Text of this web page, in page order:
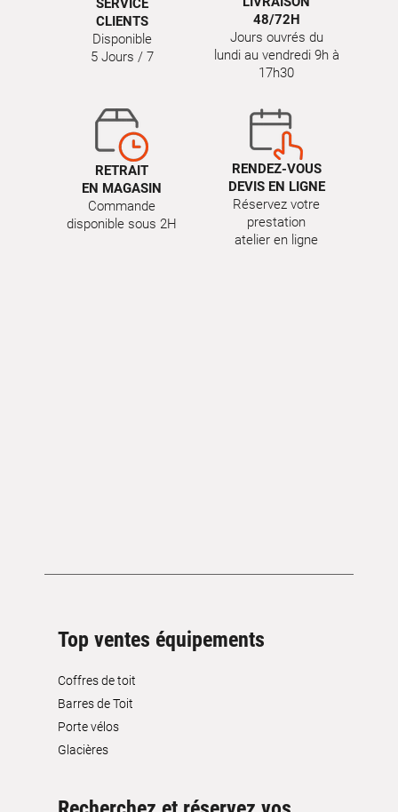
SERVICE
CLIENTS
Disponible
5 Jours / 7
48/72H
Jours ouvrés du
lundi au vendredi 9h à
17h30
RETRAIT
EN MAGASIN
Commande
disponible sous 2H
RENDEZ-VOUS
DEVIS EN LIGNE
Réservez votre
prestation
atelier en ligne
Top ventes équipements
Coffres de toit
Barres de Toit
Porte vélos
Glacières